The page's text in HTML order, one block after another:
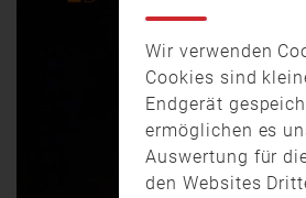
Wir verwenden
Cookies sind
Endgerät
ermöglichen es
Auswertung für
den Websites